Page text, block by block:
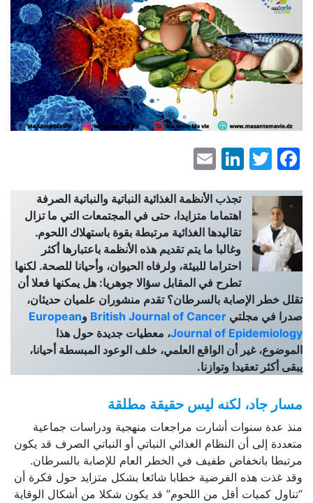
Facebook
Twitter
LinkedIn
تجذب الأنظمة الغذائية النباتية والنباتية الصرفة
اهتماما متزايدا، حتى في المجتمعات التي ما تزال
تقاليدها الغذائية مرتبطة بقوة باستهلاك اللحوم.
وغالبا ما يتم تقديم هذه الأنظمة باعتبارها أكثر
احتراما للبيئة، ولرفاه الحيوان، وأحيانا للصحة. لكنها
تطرح في المقابل سؤالا جوهريا: هل يمكنها فعلا أن
تقلل خطر الإصابة بالسرطان؟ تقدم منشوران علميان حديثان،
صدرا في مجلتي British Journal of Cancer وEuropean
Journal of Epidemiology، معطيات جديدة حول هذا
الموضوع، غير أن الواقع العلمي، خلف الوعود المبسطة أحيانا،
يبقى أكثر تعقيدا وتوازنا.
مسار جاد، لكنه ليس حقيقة مطلقة
منذ عدة سنوات أشارت مراجعات منهجية ودراسات جماعية
متعددة إلى أن النظام الغذائي النباتي أو النباتي الصرف قد يكون
مرتبطا بانخفاض طفيف في الخطر العام للإصابة بالسرطان.
وقد غذت هذه الفرضية خطابا شائعا بشكل متزايد حول فكرة أن
“تناول كميات أقل من اللحوم” قد يكون شكلا من أشكال الوقاية